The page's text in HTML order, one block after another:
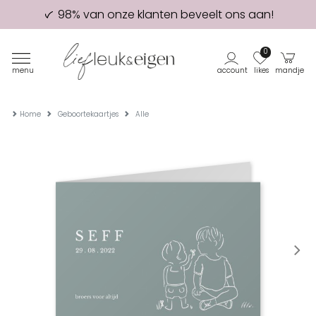
98% van onze klanten beveelt ons aan!
Eerste proefdruk GRATIS
menu account likes
0
mandje
Home Geboortekaartjes Alle